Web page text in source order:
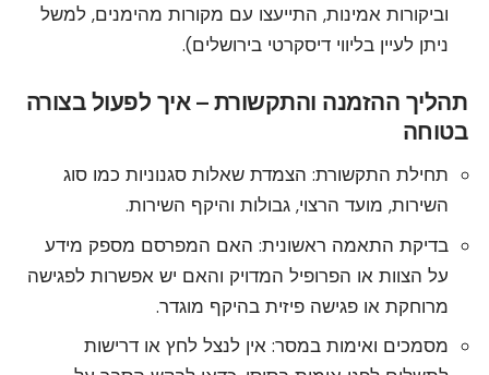
וביקורות אמינות, התייעצו עם מקורות מהימנים, למשל
ניתן לעיין בליווי דיסקרטי בירושלים).
תהליך ההזמנה והתקשורת – איך לפעול בצורה
בטוחה
תחילת התקשורת: הצמדת שאלות סגנוניות כמו סוג
השירות, מועד הרצוי, גבולות והיקף השירות.
בדיקת התאמה ראשונית: האם המפרסם מספק מידע
על הצוות או הפרופיל המדויק והאם יש אפשרות לפגישה
מרוחקת או פגישה פיזית בהיקף מוגדר.
מסמכים ואימות במסר: אין לנצל לחץ או דרישות